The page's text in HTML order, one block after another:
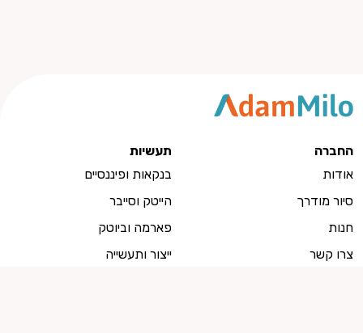
החברה
אודות
סיור מודרך
חנות
צרו קשר
תעשיות
בנקאות ופיננסיים
הייטק וסייבר
פארמה וביוטק
ייצור ותעשייה